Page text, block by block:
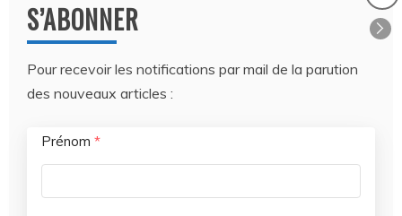
S’ABONNER
Pour recevoir les notifications par mail de la parution
des nouveaux articles :
Prénom *